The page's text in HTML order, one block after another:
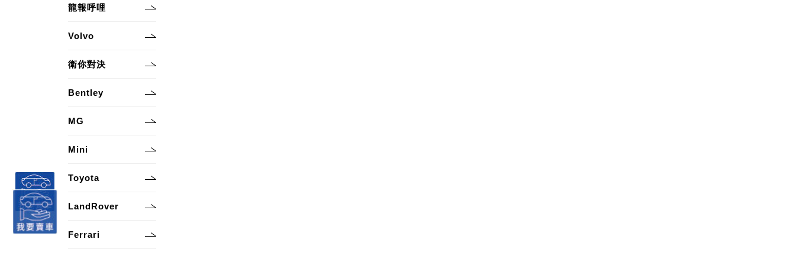
龍報呼哩
Volvo
衛你對決
Bentley
MG
Mini
Toyota
LandRover
Ferrari